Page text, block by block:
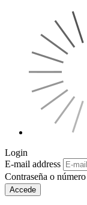
Login
E-mail address
Contraseña o
Accede